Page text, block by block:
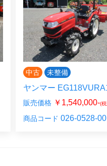
中古 未整備
ヤンマー VP1
販売価格 ￥495,000-(税込)
商品コード 026-0627-01